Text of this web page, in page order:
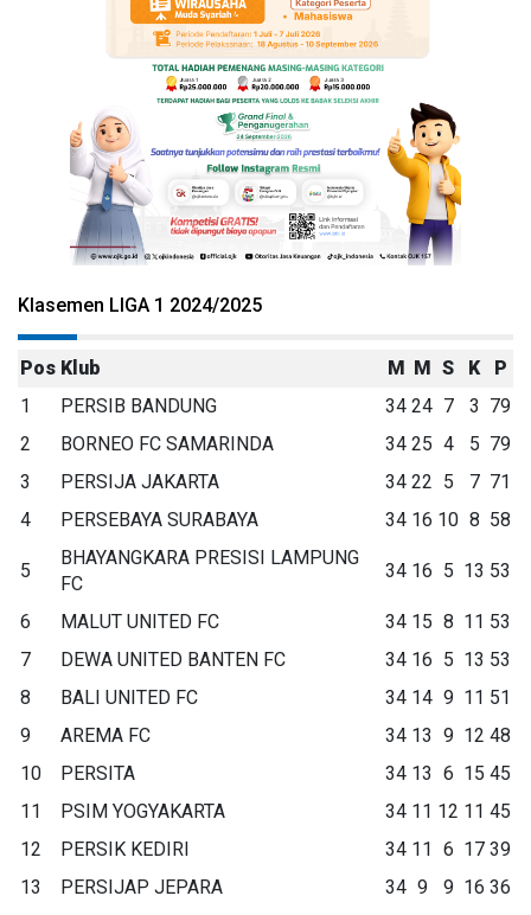
Klasemen LIGA 1 2024/2025
Pos Klub M M S K
P
1
PERSIB BANDUNG 34 24 7 3 79
2
BORNEO FC SAMARINDA 34 25 4 5 79
3
PERSIJA JAKARTA 34 22 5 7 71
4
PERSEBAYA SURABAYA 34 16 10 8 58
5
BHAYANGKARA PRESISI LAMPUNG
FC
34 16 5 13 53
6 MALUT UNITED FC 34 15 8 11 53
7
DEWA UNITED BANTEN FC 34 16 5 13 53
8
BALI UNITED FC 34 14 9 11 51
9
AREMA FC 34 13 9 12 48
10
PERSITA 34 13 6 15 45
11
PSIM YOGYAKARTA 34 11 12 11 45
12
PERSIK KEDIRI 34 11 6 17 39
13
PERSIJAP JEPARA 34 9 9 16 36